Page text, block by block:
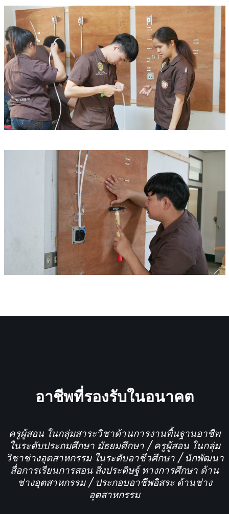
อาชีพที่รองรับในอนาคต
ครูผู้สอน ในกลุ่มสาระวิชาด้านการงานพื้นฐานอาชีพ
ในระดับประถมศึกษา มัธยมศึกษา / ครูผู้สอน ในกลุ่ม
วิชาช่างอุตสาหกรรม ในระดับอาชีวศึกษา / นักพัฒนา
สื่อการเรียนการสอน สิ่งประดิษฐ์ ทางการศึกษา ด้าน
ช่างอุตสาหกรรม / ประกอบอาชีพอิสระ ด้านช่าง
อุตสาหกรรม